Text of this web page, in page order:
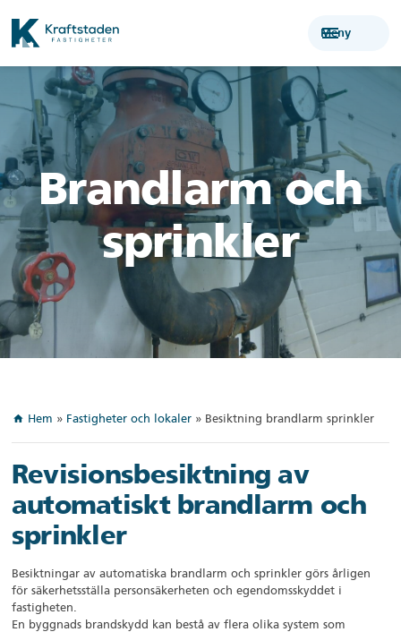
menu
Meny
Brandlarm och
sprinkler
home Hem » Fastigheter och lokaler» Besiktning brandlarm sprinkler
Revisionsbesiktning av
automatiskt brandlarm och
sprinkler
Besiktningar av automatiska brandlarm och sprinkler görs årligen
för säkerhetsställa personsäkerheten och egendomsskyddet i
fastigheten.
En byggnads brandskydd kan bestå av flera olika system som